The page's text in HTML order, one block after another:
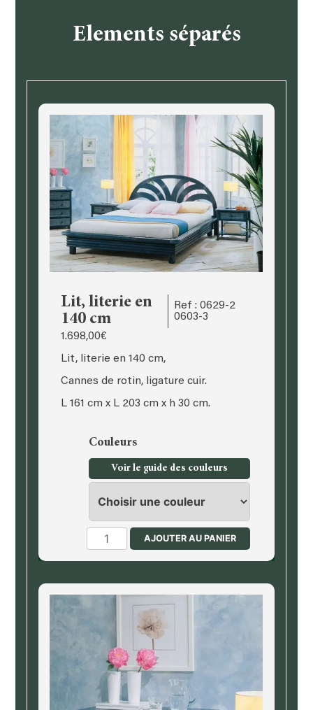
Elements séparés
Lit, literie en
140 cm
Ref : 0629-2
0603-3
1.698,00€
Lit, literie en 140 cm,
Cannes de rotin, ligature cuir.
L 161 cm x L 203 cm x h 30 cm.
Couleurs
Voir le guide des couleurs
quantité
de
literie
cm
AJOUTER AU PANIER